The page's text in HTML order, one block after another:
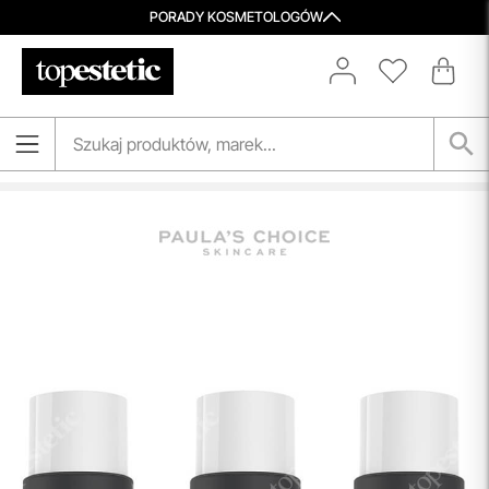
PORADY KOSMETOLOGÓW
Darmowa Dostawa i Zwrot
efektywnej realizacji zamówień w naszym sklepie. Dzięki
wysyłane i dostarczane w ciągu zaledwie
pielęgnacyjnych. To nasz sposób, by umożliwić Ci
Ciebie i Twoją skórę.